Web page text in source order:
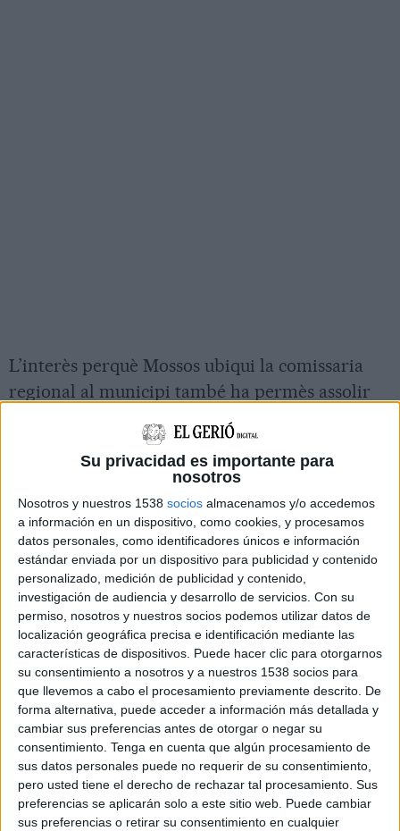
Su privacidad es importante para
nosotros
Nosotros y nuestros 1538 socios almacenamos y/o accedemos
a información en un dispositivo, como cookies, y procesamos
datos personales, como identificadores únicos e información
estándar enviada por un dispositivo para publicidad y contenido
personalizado, medición de publicidad y contenido,
investigación de audiencia y desarrollo de servicios. Con su
permiso, nosotros y nuestros socios podemos utilizar datos de
localización geográfica precisa e identificación mediante las
características de dispositivos. Puede hacer clic para otorgarnos
su consentimiento a nosotros y a nuestros 1538 socios para
que llevemos a cabo el procesamiento previamente descrito. De
forma alternativa, puede acceder a información más detallada y
cambiar sus preferencias antes de otorgar o negar su
consentimiento. Tenga en cuenta que algún procesamiento de
sus datos personales puede no requerir de su consentimiento,
pero usted tiene el derecho de rechazar tal procesamiento. Sus
preferencias se aplicarán solo a este sitio web. Puede cambiar
sus preferencias o retirar su consentimiento en cualquier
L’interès perquè Mossos ubiqui la comissaria
regional al municipi també ha permès assolir
ampliació de la
compartida entre Policia Local i
Mossos amb 1.500 metres quadrats més.
Segons subratlla l’Ajuntament, les negociacions
entre les tres parts -grup municipal del PSC,
Departament d’Interior i govern de
l’Ajuntament de Salt- també han permès
acordar l’ampliació de la comissaria de
districte, que comparteixen Mossos d’Esquadra
i la Policia Local de Salt.
Aquesta ampliació es farà en l’espai que hi ha al
darrere de l’actual comissaria, al passatge Joan
Güell Olivé. Un cop aprovat l’acord pel plenari,
el consistori es compromet a fer tot el tràmit
urbanístic per posar a disposició del